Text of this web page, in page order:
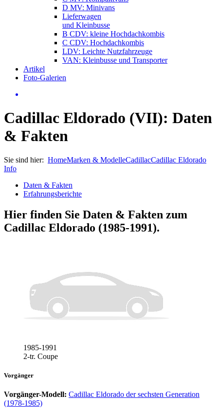
D MV: Minivans
Lieferwagen
und Kleinbusse
B CDV: kleine Hochdachkombis
C CDV: Hochdachkombis
LDV: Leichte Nutzfahrzeuge
VAN: Kleinbusse und Transporter
Artikel
Foto-Galerien
Cadillac Eldorado (VII): Daten
& Fakten
Sie sind hier: HomeMarken & ModelleCadillacCadillac Eldorado
Info
Daten & Fakten
Erfahrungsberichte
Hier finden Sie Daten & Fakten zum
Cadillac Eldorado (1985-1991).
1985-1991
2-tr. Coupe
Vorgänger
Vorgänger-Modell: Cadillac Eldorado der sechsten Generation
(1978-1985)